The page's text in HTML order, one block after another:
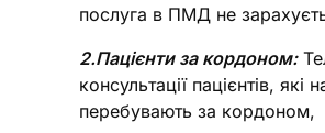
послуга в ПМД не
2.Пацієнти за кордоном:
консультації пацієнтів, які
перебувають за кордоном,